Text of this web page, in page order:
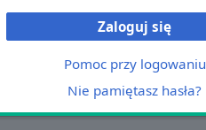
Zaloguj się
Pomoc przy logowaniu
Nie pamiętasz hasła?